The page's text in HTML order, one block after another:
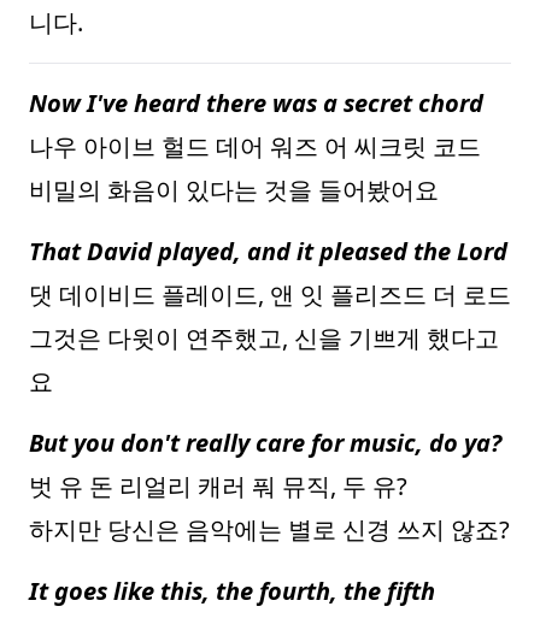
니다.
Now I've heard there was a secret chord
나우 아이브 헐드 데어 워즈 어 씨크릿 코드
비밀의 화음이 있다는 것을 들어봤어요
That David played, and it pleased the Lord
댓 데이비드 플레이드, 앤 잇 플리즈드 더 로드
그것은 다윗이 연주했고, 신을 기쁘게 했다고
요
But you don't really care for music, do ya?
벗 유 돈 리얼리 캐러 풔 뮤직, 두 유?
하지만 당신은 음악에는 별로 신경 쓰지 않죠?
It goes like this, the fourth, the fifth